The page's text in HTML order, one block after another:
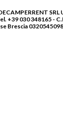
SRL
+39 030 348165 -
Brescia